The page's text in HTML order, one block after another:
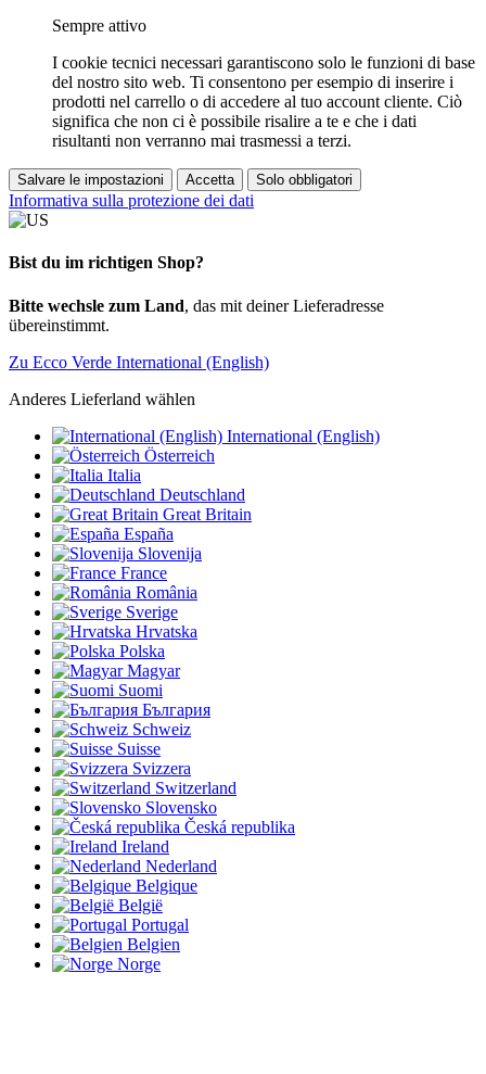
Sempre attivo
I cookie tecnici necessari garantiscono solo le funzioni di base
del nostro sito web. Ti consentono per esempio di inserire i
prodotti nel carrello o di accedere al tuo account cliente. Ciò
significa che non ci è possibile risalire a te e che i dati
risultanti non verranno mai trasmessi a terzi.
Salvare le impostazioni Accetta Solo obbligatori
Informativa sulla protezione dei dati
Bist du im richtigen Shop?
Bitte wechsle zum Land, das mit deiner Lieferadresse
übereinstimmt.
Zu Ecco Verde International (English)
Anderes Lieferland wählen
International (English)
Österreich
Italia
Deutschland
Great Britain
España
Slovenija
France
România
Sverige
Hrvatska
Polska
Magyar
Suomi
България
Schweiz
Suisse
Svizzera
Switzerland
Slovensko
Česká republika
Ireland
Nederland
Belgique
België
Portugal
Belgien
Norge